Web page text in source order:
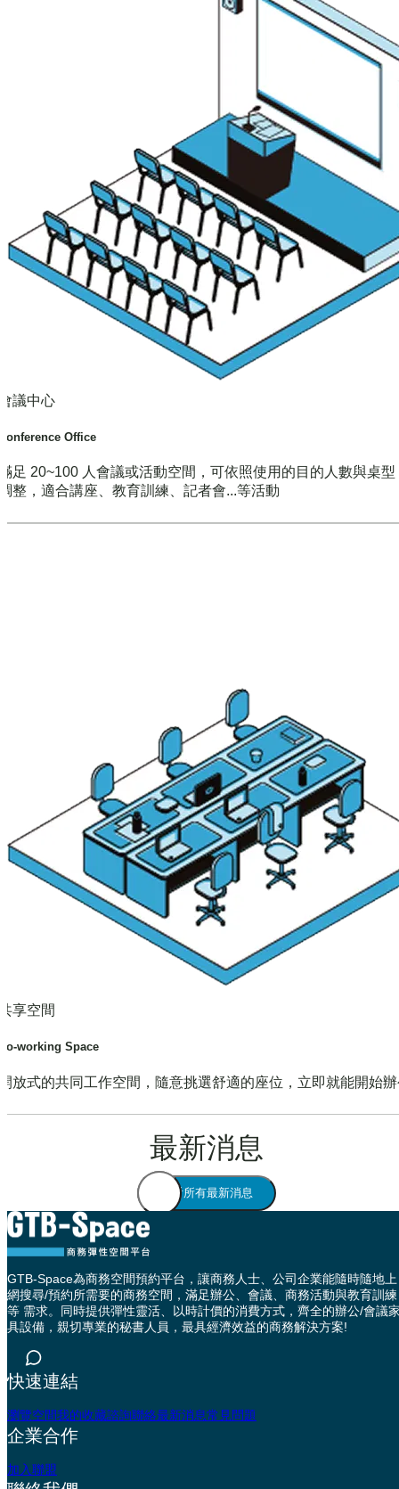
議中心
Office
足 20~100 人會議或活動空間，可依照使用的目的人數與桌型
整，適合講座、教育訓練、記者會...等活動
享空間
working Space
放式的共同工作空間，隨意挑選舒適的座位，立即就能開始
最新消息
查看所有最新消息
GTB-Space為商務空間預約平台，讓商務人士、公司企業能隨時隨地上
網搜尋/預約所需要的商務空間，滿足辦公、會議、商務活動與教育訓練
等 需求。同時提供彈性靈活、以時計價的消費方式，齊全的辦公/會議
具設備，親切專業的秘書人員，最具經濟效益的商務解決方案!
快速連結
瀏覽空間我的收藏諮詢聯絡最新消息常見問題
企業合作
加入聯盟